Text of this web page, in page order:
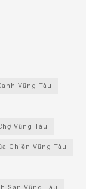
Vũng Tàu
Vũng Tàu
Ghiền Vũng Tàu